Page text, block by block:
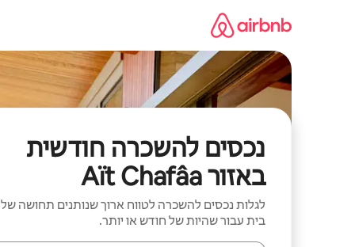
נכסים להשכרה חודשית
באזור Aït Chafâa
לגלות נכסים להשכרה לטווח ארוך שנותנים תחושה של
בית עבור שהיות של חודש או יותר.